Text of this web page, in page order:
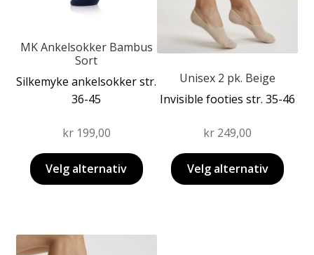
MK Ankelsokker Bambus
Sort
Silkemyke ankelsokker str.
36-45
kr199,00
Velg alternativ
velges
produktsiden
Unisex 2 pk. Beige
Invisible footies str. 35-46
kr 249,00
Velg alternativ
Alternativene
kan
velges
produktsiden
Dette